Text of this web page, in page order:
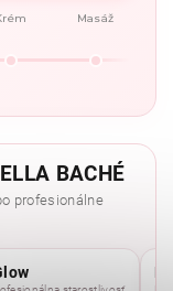
Masáž
BACHÉ
profesionálne